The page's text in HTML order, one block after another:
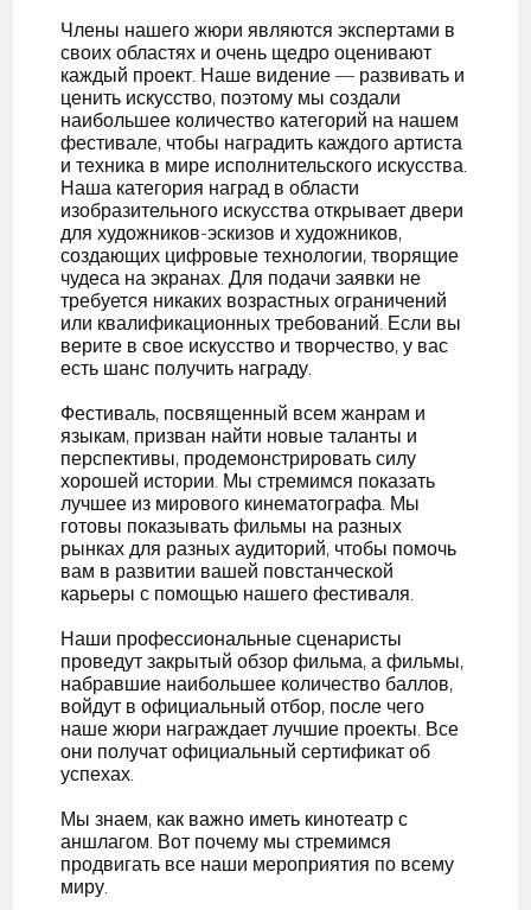
Члены нашего жюри являются экспертами в
своих областях и очень щедро оценивают
каждый проект. Наше видение — развивать и
ценить искусство, поэтому мы создали
наибольшее количество категорий на нашем
фестивале, чтобы наградить каждого артиста
и техника в мире исполнительского искусства.
Наша категория наград в области
изобразительного искусства открывает двери
для художников-эскизов и художников,
создающих цифровые технологии, творящие
чудеса на экранах. Для подачи заявки не
требуется никаких возрастных ограничений
или квалификационных требований. Если вы
верите в свое искусство и творчество, у вас
есть шанс получить награду.
Фестиваль, посвященный всем жанрам и
языкам, призван найти новые таланты и
перспективы, продемонстрировать силу
хорошей истории. Мы стремимся показать
лучшее из мирового кинематографа. Мы
готовы показывать фильмы на разных
рынках для разных аудиторий, чтобы помочь
вам в развитии вашей повстанческой
карьеры с помощью нашего фестиваля.
Наши профессиональные сценаристы
проведут закрытый обзор фильма, а фильмы,
набравшие наибольшее количество баллов,
войдут в официальный отбор, после чего
наше жюри награждает лучшие проекты. Все
они получат официальный сертификат об
успехах.
Мы знаем, как важно иметь кинотеатр с
аншлагом. Вот почему мы стремимся
продвигать все наши мероприятия по всему
миру.